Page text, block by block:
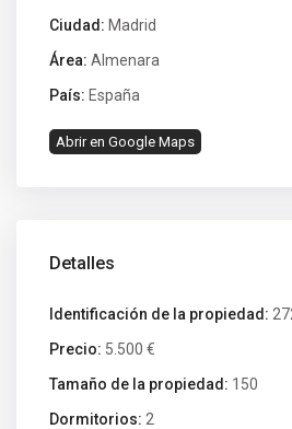
Ciudad: Madrid
Área: Almenara
País: España
Abrir en Google Maps
Detalles
Identificación de la propiedad:
Precio: 5.500 €
Tamaño de la propiedad: 150
Dormitorios: 2